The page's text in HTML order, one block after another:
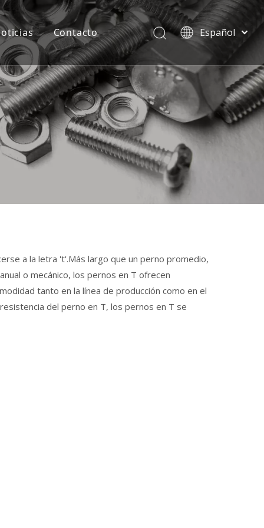
Contacto Español
हिन्दी
Italiano
Deutsch
Português
Pусский
a la letra 't'.Más largo que un perno promedio,
o mecánico, los pernos en T ofrecen
tanto en la línea de producción como en el
del perno en T, los pernos en T se